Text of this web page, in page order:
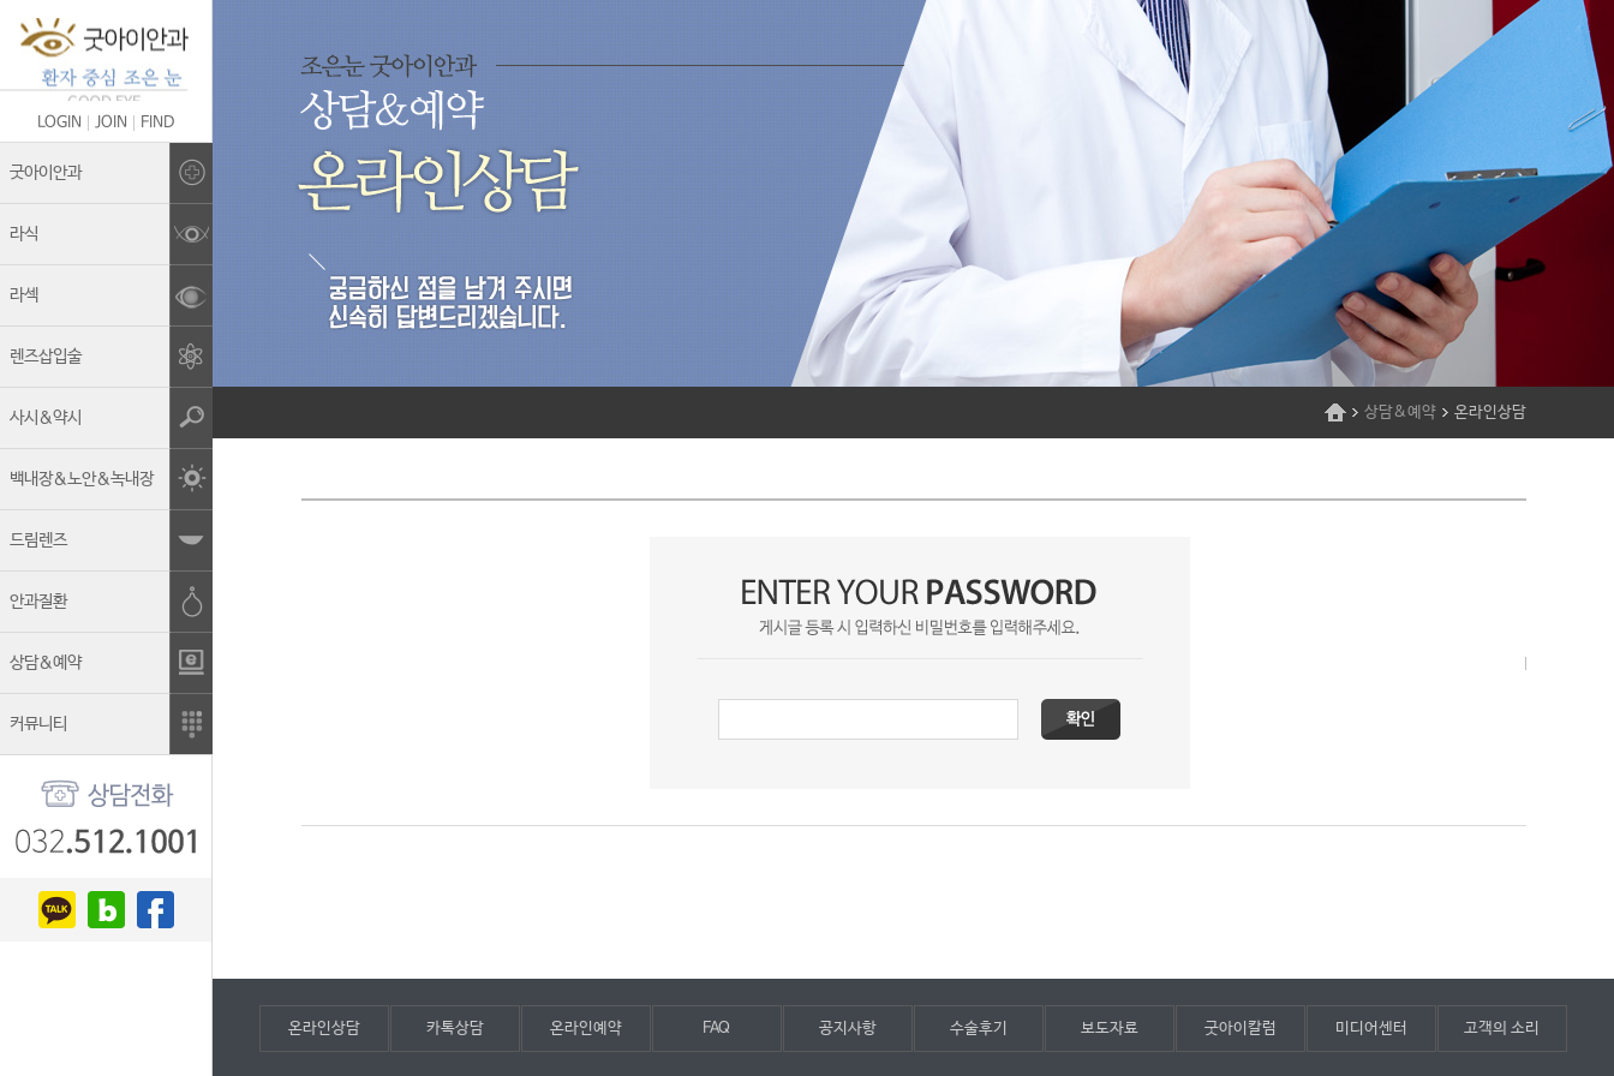
LOGIN JOIN FIND
굿아이안과
라식
라섹
렌즈삽입술
사시&약시
백내장&노안&녹내장
드림렌즈
안과질환
상담&예약
커뮤니티
Brand Story
굿아이안과의 차별화
안전관리&멸균소독
상담&예약 온라인상담
온라인상담 카톡상담 온라인예약 FAQ 공지사항 수술후기 보도자료 굿아이칼럼 미디어센터 고객의 소리